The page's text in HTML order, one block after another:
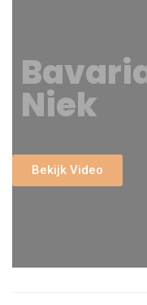
Niek
Bekijk Video